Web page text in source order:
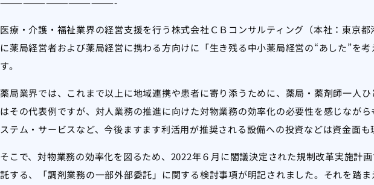
医療・介護・福祉業界の経営支援を行う株式会社ＣＢコンサルティング（本社：東京
に薬局経営者および薬局経営に携わる方向けに「生き残る中小薬局経営の“あした”を
す。
薬局業界では、これまで以上に地域連携や患者に寄り添うために、薬局・薬剤師一人
はその代表例ですが、対人業務の推進に向けた対物業務の効率化の必要性を感じなが
ステム・サービスなど、今後ますます利活用が推奨される設備への投資などは資金面
そこで、対物業務の効率化を図るため、2022年６月に閣議決定された規制改革実施計
託する、「調剤業務の一部外部委託」に関する検討事項が明記されました。それを踏